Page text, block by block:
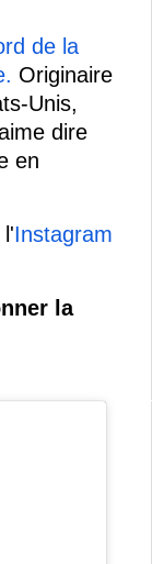
de la
Originaire
Unis,
dire
en
l'Instagram
la